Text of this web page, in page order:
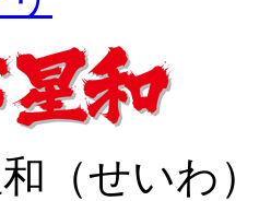
和（せいわ